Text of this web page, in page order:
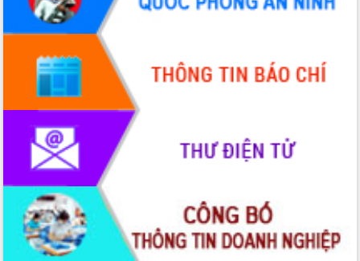
Quyết liệt cải cách hành chính, khơi
thông nguồn lực phát triển
Nâng cao hiệu lực, hiệu quả HĐND
tỉnh thông qua hiện đại hóa hành chính
Xã Ea Phê gắn cải cách hành chính với
chuyển đổi số
Phó Chủ tịch Thường trực UBND tỉnh
Hồ Thị Nguyên Thảo làm việc tại Trung
tâm Phục vụ hành chính công xã Ea
Phê
Xây dựng nền hành chính số đồng
hành cùng nông dân dân, doanh nghiệp
Giai đoạn 2026-2030, Đắk Lắk phấn
đấu có 77% xã đạt chuẩn nông thôn